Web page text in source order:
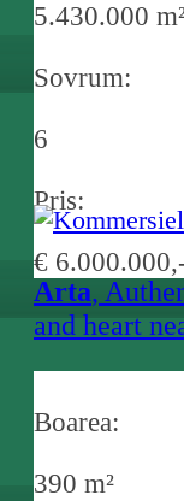
5.430.000
Sovrum:
6
Pris:
€
Arta,
and heart
Boarea:
390 m²